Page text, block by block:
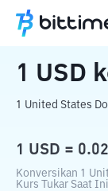
Beranda
1 USD
1 United States
1 USD =
Konversikan 1
Kurs Tukar Saat